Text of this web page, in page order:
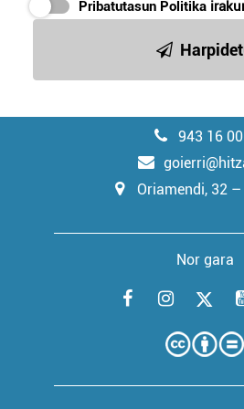
Pribatutasun Politika
943 16
Oriamendi, 32 –
Nor gara